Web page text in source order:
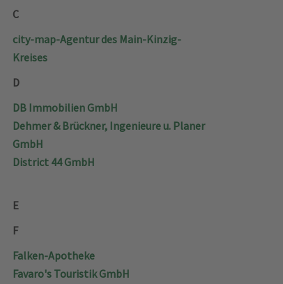
C
city-map-Agentur des Main-Kinzig-
Kreises
D
DB Immobilien GmbH
Dehmer & Brückner, Ingenieure u. Planer
GmbH
District 44 GmbH
E
F
Falken-Apotheke
Favaro's Touristik GmbH